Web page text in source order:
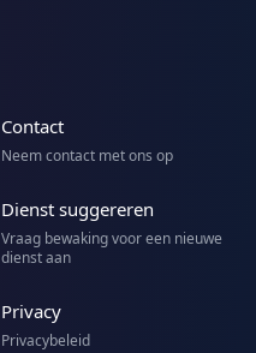
Contact
Neem contact met ons op
Dienst suggereren
Vraag bewaking voor een nieuwe
dienst aan
Privacy
Privacybeleid